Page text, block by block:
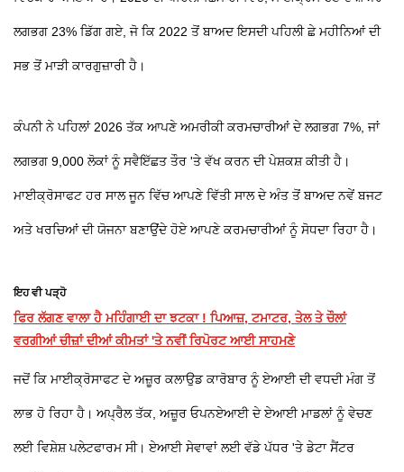
ਲਗਭਗ 23% ਡਿੱਗ ਗਏ, ਜੋ ਕਿ 2022 ਤੋਂ ਬਾਅਦ ਇਸਦੀ ਪਹਿਲੀ ਛੇ ਮਹੀਨਿਆਂ ਦੀ
ਸਭ ਤੋਂ ਮਾੜੀ ਕਾਰਗੁਜ਼ਾਰੀ ਹੈ।
ਕੰਪਨੀ ਨੇ ਪਹਿਲਾਂ 2026 ਤੱਕ ਆਪਣੇ ਅਮਰੀਕੀ ਕਰਮਚਾਰੀਆਂ ਦੇ ਲਗਭਗ 7%, ਜਾਂ
ਲਗਭਗ 9,000 ਲੋਕਾਂ ਨੂੰ ਸਵੈਇੱਛਤ ਤੌਰ 'ਤੇ ਵੱਖ ਕਰਨ ਦੀ ਪੇਸ਼ਕਸ਼ ਕੀਤੀ ਹੈ।
ਮਾਈਕ੍ਰੋਸਾਫਟ ਹਰ ਸਾਲ ਜੂਨ ਵਿੱਚ ਆਪਣੇ ਵਿੱਤੀ ਸਾਲ ਦੇ ਅੰਤ ਤੋਂ ਬਾਅਦ ਨਵੇਂ ਬਜਟ
ਅਤੇ ਖਰਚਿਆਂ ਦੀ ਯੋਜਨਾ ਬਣਾਉਂਦੇ ਹੋਏ ਆਪਣੇ ਕਰਮਚਾਰੀਆਂ ਨੂੰ ਸੋਧਦਾ ਰਿਹਾ ਹੈ।
ਇਹ ਵੀ ਪੜ੍ਹੋ
ਫਿਰ ਲੱਗਣ ਵਾਲਾ ਹੈ ਮਹਿੰਗਾਈ ਦਾ ਝਟਕਾ ! ਪਿਆਜ਼, ਟਮਾਟਰ, ਤੇਲ ਤੇ ਚੌਲਾਂ
ਵਰਗੀਆਂ ਚੀਜ਼ਾਂ ਦੀਆਂ ਕੀਮਤਾਂ 'ਤੇ ਨਵੀਂ ਰਿਪੋਰਟ ਆਈ ਸਾਹਮਣੇ
ਜਦੋਂ ਕਿ ਮਾਈਕ੍ਰੋਸਾਫਟ ਦੇ ਅਜ਼ੂਰ ਕਲਾਉਡ ਕਾਰੋਬਾਰ ਨੂੰ ਏਆਈ ਦੀ ਵਧਦੀ ਮੰਗ ਤੋਂ
ਲਾਭ ਹੋ ਰਿਹਾ ਹੈ। ਅਪ੍ਰੈਲ ਤੱਕ, ਅਜ਼ੂਰ ਓਪਨਏਆਈ ਦੇ ਏਆਈ ਮਾਡਲਾਂ ਨੂੰ ਵੇਚਣ
ਲਈ ਵਿਸ਼ੇਸ਼ ਪਲੇਟਫਾਰਮ ਸੀ। ਏਆਈ ਸੇਵਾਵਾਂ ਲਈ ਵੱਡੇ ਪੱਧਰ 'ਤੇ ਡੇਟਾ ਸੈਂਟਰ